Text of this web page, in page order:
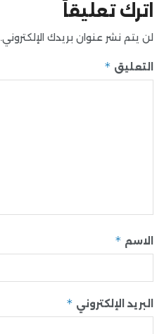
اترك تعليقاً
لن يتم نشر عنوان بريدك الإلكتروني.
التعليق *
الاسم *
البريد الإلكتروني *